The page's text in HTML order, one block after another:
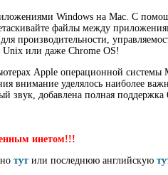
Windows на Mac. С
файлы между
производительности,
или даже Chrome OS!
Apple операционной системы
внимание уделялось наиболее
звук, добавлена полная поддержка
инетом!!!
тут или последнюю английскую